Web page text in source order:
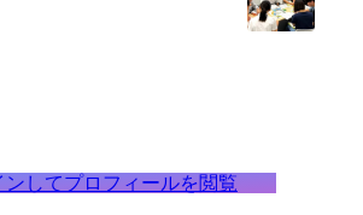
ンしてプロフィールを閲覧